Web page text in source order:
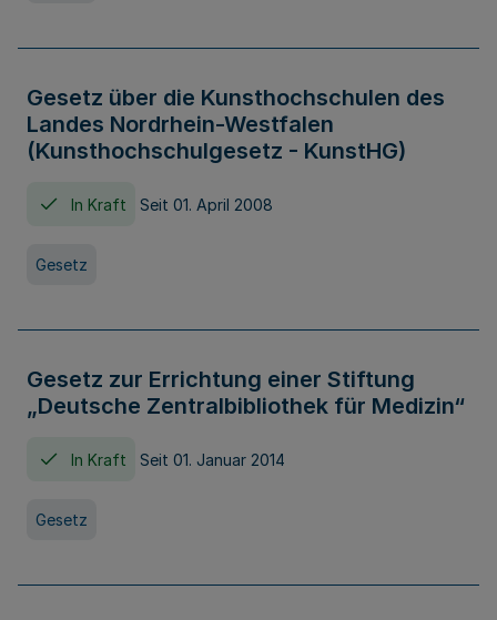
Gesetz über die Kunsthochschulen des
Landes Nordrhein-Westfalen
(Kunsthochschulgesetz - KunstHG)
In Kraft Seit 01. April 2008
Gesetz
Gesetz zur Errichtung einer Stiftung
„Deutsche Zentralbibliothek für Medizin“
In Kraft Seit 01. Januar 2014
Gesetz